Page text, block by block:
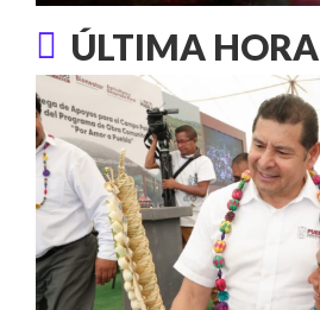
ÚLTIMA HORA